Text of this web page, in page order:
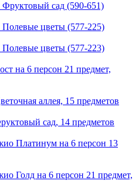
сад (590-651)
Полевые цветы (577-225)
Полевые цветы (577-223)
на 6 персон 21 предмет,
аллея, 15 предметов
сад, 14 предметов
Платинум на 6 персон 13
Голд на 6 персон 21 предмет,